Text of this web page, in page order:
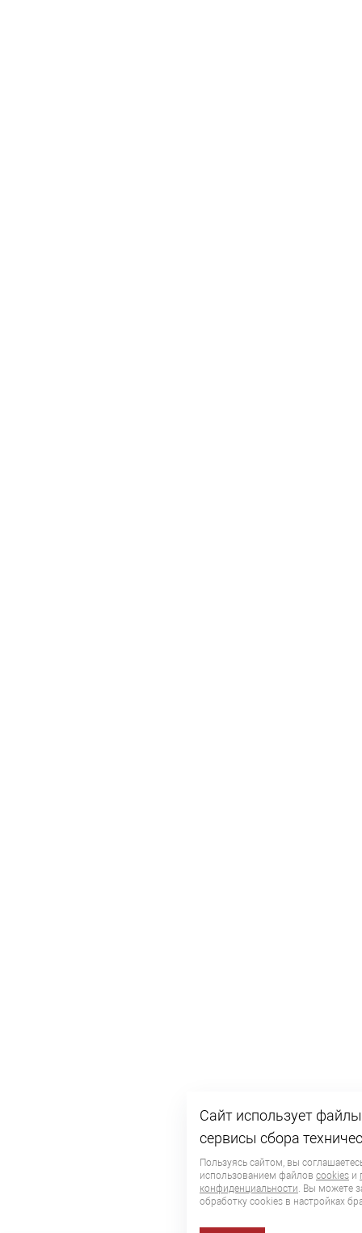
Сайт использует
сервисы сбора
Пользуясь сайтом, вы
использованием файлов cookies и
конфиденциальности. Вы можете
обработку сookies в настройках